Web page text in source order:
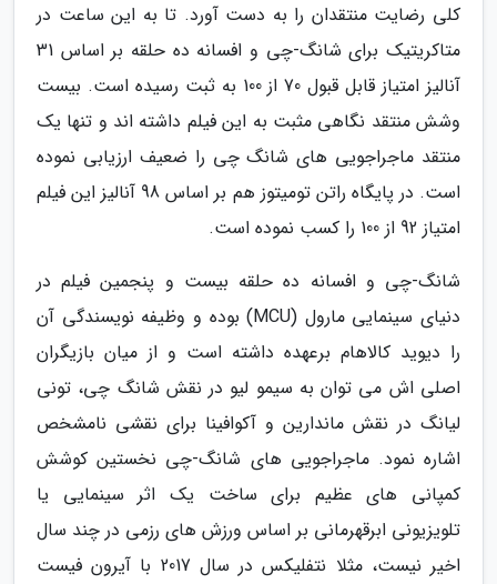
کلی رضایت منتقدان را به دست آورد. تا به این ساعت در
متاکریتیک برای شانگ-چی و افسانه ده حلقه بر اساس 31
آنالیز امتیاز قابل قبول 70 از 100 به ثبت رسیده است. بیست
وشش منتقد نگاهی مثبت به این فیلم داشته اند و تنها یک
منتقد ماجراجویی های شانگ چی را ضعیف ارزیابی نموده
است. در پایگاه راتن تومیتوز هم بر اساس 98 آنالیز این فیلم
امتیاز 92 از 100 را کسب نموده است.
شانگ-چی و افسانه ده حلقه بیست و پنجمین فیلم در
دنیای سینمایی مارول (MCU) بوده و وظیفه نویسندگی آن
را دیوید کالاهام برعهده داشته است و از میان بازیگران
اصلی اش می توان به سیمو لیو در نقش شانگ چی، تونی
لیانگ در نقش ماندارین و آکوافینا برای نقشی نامشخص
اشاره نمود. ماجراجویی های شانگ-چی نخستین کوشش
کمپانی های عظیم برای ساخت یک اثر سینمایی یا
تلویزیونی ابرقهرمانی بر اساس ورزش های رزمی در چند سال
اخیر نیست، مثلا نتفلیکس در سال 2017 با آیرون فیست